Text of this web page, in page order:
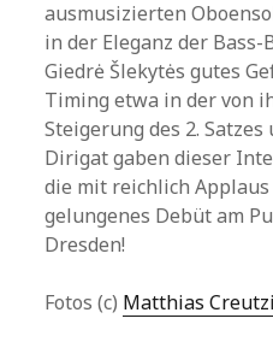
ausmusizierten
in der Eleganz der
Giedrė Šlekytės gutes
Timing etwa in der von
Steigerung des 2.
Dirigat gaben dieser
die mit reichlich
gelungenes Debüt am
Dresden!
Fotos (c) Matthias